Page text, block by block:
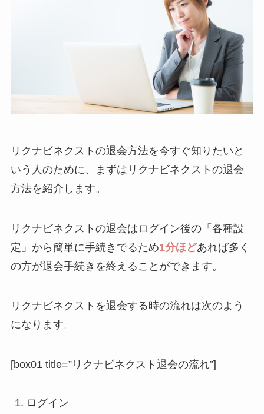
リクナビネクストの退会方法を今すぐ知りたいと
いう人のために、まずはリクナビネクストの退会
方法を紹介します。
リクナビネクストの退会はログイン後の「各種設
定」から簡単に手続きでるため1分ほどあれば多く
の方が退会手続きを終えることができます。
リクナビネクストを退会する時の流れは次のよう
になります。
[box01 title=”リクナビネクスト退会の流れ”]
ログイン